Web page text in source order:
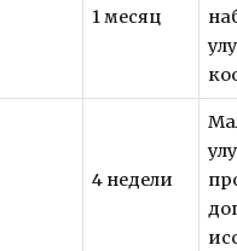
1 месяц
4 недели